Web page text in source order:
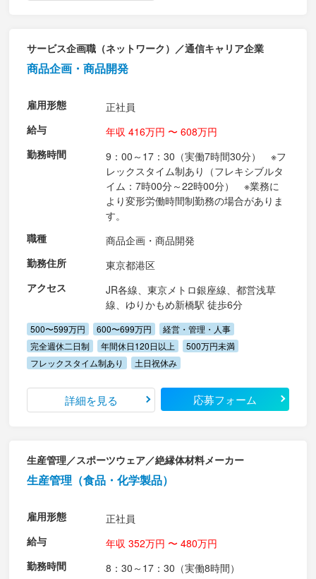
サービス企画職（ネットワーク）／通信キャリア企業
商品企画・商品開発
雇用形態
正社員
給与
年収 416万円 〜 608万円
勤務時間
9：00～17：30（実働7時間30分） ※フ
レックスタイム制あり（フレキシブルタ
イム：7時00分～22時00分） ※業務に
より変形労働時間制勤務の場合がありま
す。
職種
商品企画・商品開発
勤務住所
東京都港区
アクセス
JR各線、東京メトロ銀座線、都営浅草
線、ゆりかもめ新橋駅 徒歩6分
500〜599万円 600〜699万円
経営・管理・人事
完全週休二日制
年間休日120日以上
500万円未満
フレックスタイム制あり
土日祝休み
詳細を見る 応募フォーム
生産管理／スポーツウェア／絶縁体材料メーカー
生産管理（食品・化学製品）
雇用形態
正社員
給与
年収 352万円 〜 480万円
勤務時間
8：30～17：30（実働8時間）